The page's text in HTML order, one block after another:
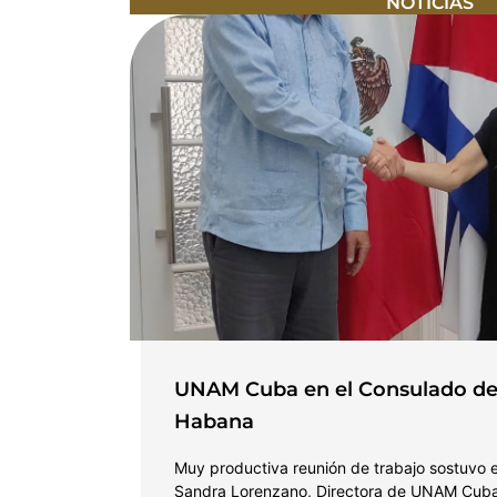
UNAM Cuba en el Consulado
Habana
Muy productiva reunión de trabajo sostuvo
Sandra Lorenzano, Directora de UNAM